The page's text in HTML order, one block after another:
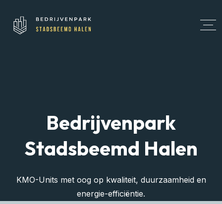
Bedrijvenpark
Stadsbeemd Halen
KMO-Units met oog op kwaliteit, duurzaamheid en
energie-efficiëntie.